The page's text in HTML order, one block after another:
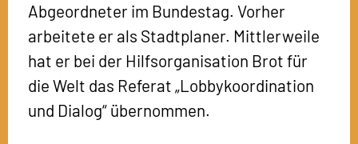
Abgeordneter im Bundestag. Vorher
arbeitete er als Stadtplaner. Mittlerweile
hat er bei der Hilfsorganisation Brot für
die Welt das Referat „Lobbykoordination
und Dialog“ übernommen.